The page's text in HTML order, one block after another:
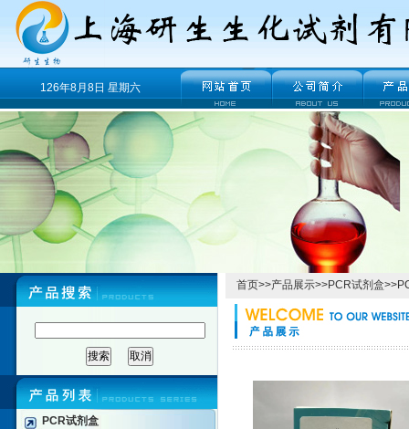
126年8月8日 星期六
PCR试剂盒
首页>>产品展示>>PCR试剂盒>>